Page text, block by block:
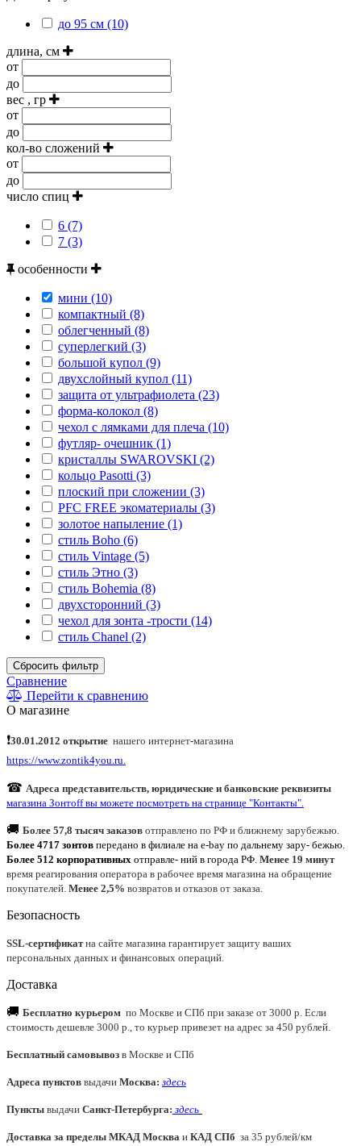
до 95 см (10)
длина, см
от
до
вес , гр
от
до
кол-во сложений
от
до
число спиц
6 (7)
7 (3)
особенности
мини (10)
компактный (8)
облегченный (8)
суперлегкий (3)
большой купол (9)
двухслойный купол (11)
защита от ультрафиолета (23)
форма-колокол (8)
чехол с лямками для плеча (10)
футляр- очешник (1)
кристаллы SWAROVSKI (2)
кольцо Pasotti (3)
плоский при сложении (3)
PFC FREE экоматериалы (3)
золотое напыление (1)
стиль Boho (6)
стиль Vintage (5)
стиль Этно (3)
стиль Bohemia (8)
двухсторонний (3)
чехол для зонта -трости (14)
стиль Chanel (2)
Сбросить фильтр
Сравнение
Перейти к сравнению
О магазине
❗30.01.2012 открытие нашего интернет-магазина
https://www.zontik4you.ru.
☎ Адреса представительств, юридические и банковские реквизиты
магазина Зонтoff вы можете посмотреть на странице "Контакты".
🚚 Более 57,8 тысяч заказов отправлено по РФ и ближнему зарубежью.
Более 4717 зонтов передано в филиале на e-bay по дальнему зару- бежью.
Более 512 корпоративных отправле- ний в города РФ. Менее 19 минут
время реагирования оператора в рабочее время магазина на обращение
покупателей. Менее 2,5% возвратов и отказов от заказа.
Безопасность
SSL-сертификатна сайте магазина гарантирует защиту ваших
персональных данных и финансовых операций.
Доставка
🚚 Бесплатно курьером по Москве и СПб при заказе от 3000 р. Если
стоимость дешевле 3000 р., то курьер привезет на адрес за 450 рублей.
Бесплатный самовывоз в Москве и СПб
Адреса пунктов выдачи Москва: здесь
Пункты выдачи Санкт-Петербурга: здесь
Доставка за пределы МКАД Москва и КАД СПб за 35 рублей/км